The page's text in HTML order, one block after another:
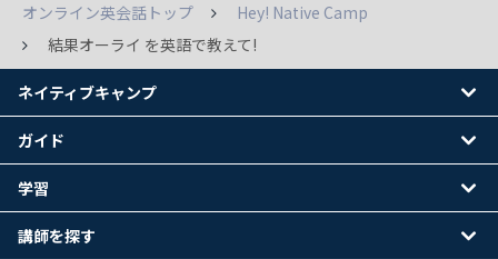
オンライン英会話トップ
Hey! Native Camp
結果オーライ を英語で教えて!
ネイティブキャンプ
ガイド
学習
講師を探す